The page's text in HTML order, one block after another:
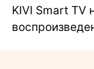
KIVI Smart TV